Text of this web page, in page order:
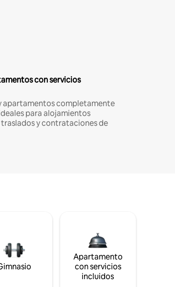
con servicios
apartamentos completamente
para alojamientos
y contrataciones de
Apartamento
con servicios
incluidos